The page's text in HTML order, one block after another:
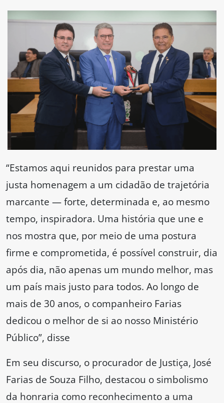
“Estamos aqui reunidos para prestar uma
justa homenagem a um cidadão de trajetória
marcante — forte, determinada e, ao mesmo
tempo, inspiradora. Uma história que une e
nos mostra que, por meio de uma postura
firme e comprometida, é possível construir, dia
após dia, não apenas um mundo melhor, mas
um país mais justo para todos. Ao longo de
mais de 30 anos, o companheiro Farias
dedicou o melhor de si ao nosso Ministério
Público”, disse
Em seu discurso, o procurador de Justiça, José
Farias de Souza Filho, destacou o simbolismo
da honraria como reconhecimento a uma